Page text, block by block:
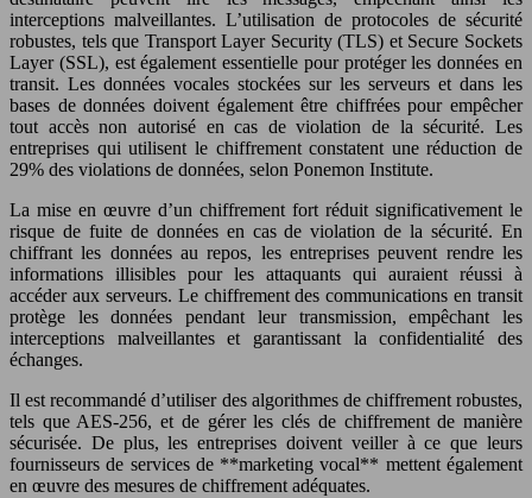
interceptions malveillantes. L’utilisation de protocoles de sécurité
robustes, tels que Transport Layer Security (TLS) et Secure Sockets
Layer (SSL), est également essentielle pour protéger les données en
transit. Les données vocales stockées sur les serveurs et dans les
bases de données doivent également être chiffrées pour empêcher
tout accès non autorisé en cas de violation de la sécurité. Les
entreprises qui utilisent le chiffrement constatent une réduction de
29% des violations de données, selon Ponemon Institute.
La mise en œuvre d’un chiffrement fort réduit significativement le
risque de fuite de données en cas de violation de la sécurité. En
chiffrant les données au repos, les entreprises peuvent rendre les
informations illisibles pour les attaquants qui auraient réussi à
accéder aux serveurs. Le chiffrement des communications en transit
protège les données pendant leur transmission, empêchant les
interceptions malveillantes et garantissant la confidentialité des
échanges.
Il est recommandé d’utiliser des algorithmes de chiffrement robustes,
tels que AES-256, et de gérer les clés de chiffrement de manière
sécurisée. De plus, les entreprises doivent veiller à ce que leurs
fournisseurs de services de **marketing vocal** mettent également
en œuvre des mesures de chiffrement adéquates.